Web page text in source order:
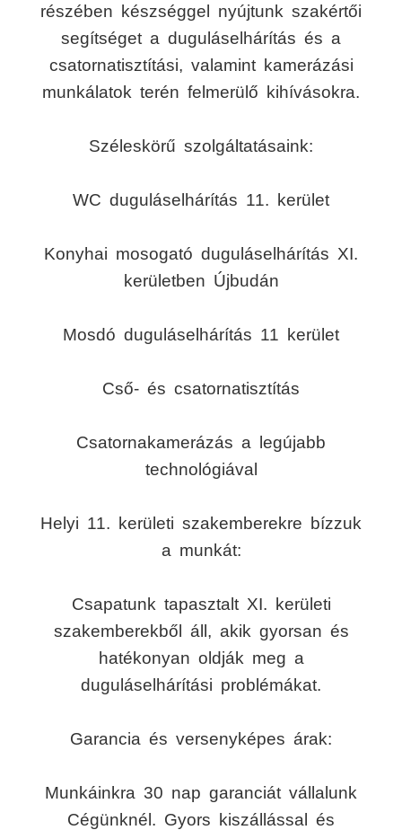
részében készséggel nyújtunk szakértői
segítséget a duguláselhárítás és a
csatornatisztítási, valamint kamerázási
munkálatok terén felmerülő kihívásokra.
Széleskörű szolgáltatásaink:
WC duguláselhárítás 11. kerület
Konyhai mosogató duguláselhárítás XI.
kerületben Újbudán
Mosdó duguláselhárítás 11 kerület
Cső- és csatornatisztítás
Csatornakamerázás a legújabb
technológiával
Helyi 11. kerületi szakemberekre bízzuk
a munkát:
Csapatunk tapasztalt XI. kerületi
szakemberekből áll, akik gyorsan és
hatékonyan oldják meg a
duguláselhárítási problémákat.
Garancia és versenyképes árak:
Munkáinkra 30 nap garanciát vállalunk
Cégünknél. Gyors kiszállással és